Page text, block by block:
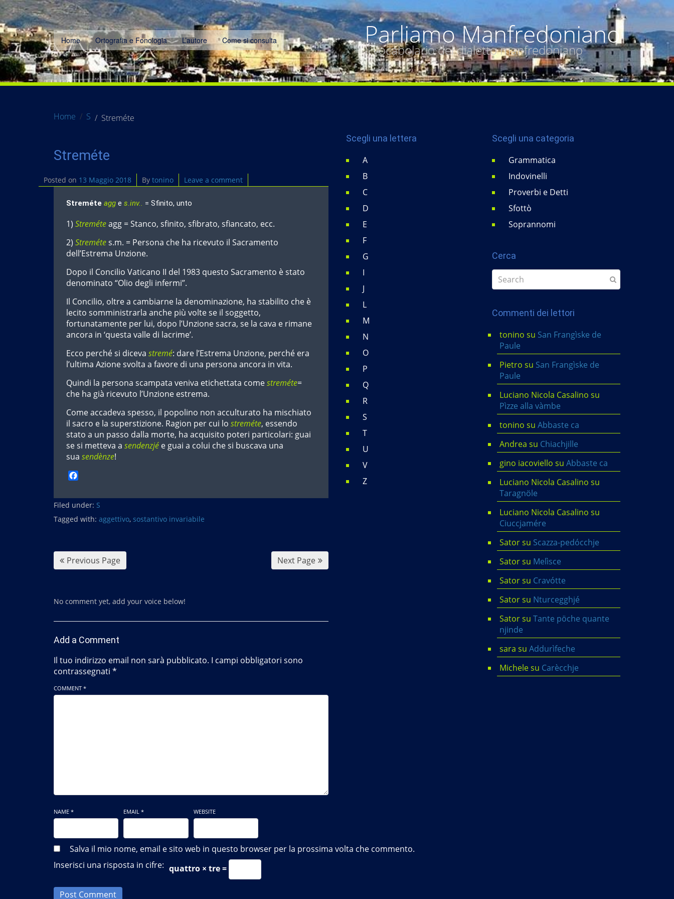
Parliamo Manfredoniano
Il vocabolario del dialetto manfredoniano
Home Ortografia e Fonologia L’autore Come si consulta
Home S Streméte
Streméte
Posted on 13 Maggio 2018 By tonino Leave a comment
Streméte agg e s.inv.. = Sfinito, unto
1) Streméteagg = Stanco, sfinito, sfibrato, sfiancato, ecc.
2) Stremétes.m. = Persona che ha ricevuto il Sacramento
dell’Estrema Unzione.
Dopo il Concilio Vaticano II del 1983 questo Sacramento è stato
denominato “Olio degli infermi”.
Il Concilio, oltre a cambiarne la denominazione, ha stabilito che è
lecito somministrarla anche più volte se il soggetto,
fortunatamente per lui, dopo l’Unzione sacra, se la cava e rimane
ancora in ‘questa valle di lacrime’.
Ecco perché si diceva stremé: dare l’Estrema Unzione, perché era
l’ultima Azione svolta a favore di una persona ancora in vita.
Quindi la persona scampata veniva etichettata comestreméte=
che ha già ricevuto l’Unzione estrema.
Come accadeva spesso, il popolino non acculturato ha mischiato
il sacro e la superstizione. Ragion per cui lo streméte, essendo
stato a un passo dalla morte, ha acquisito poteri particolari: guai
se si metteva a sendenzjé e guai a colui che si buscava una
sua sendènze!
c
e
b
Filed under: S
Tagged with: aggettivo, sostantivo invariabile
Previous Page Next Page
No comment yet, add your voice below!
Add a Comment
Il tuo indirizzo email non sarà pubblicato. I campi obbligatori sono
contrassegnati *
COMMENT *
NAME * EMAIL * WEBSITE
Salva il mio nome, email e sito web in questo browser per la prossima volta che commento.
Inserisci una risposta in cifre: quattro × tre =
Post Comment
Scegli una lettera
A
B
C
D
E
F
G
I
J
L
M
N
O
P
Q
R
S
T
U
V
Z
Scegli una categoria
Grammatica
Indovinelli
Proverbi e Detti
Sfottò
Soprannomi
Cerca
Commenti dei lettori
tonino su San Frangìske de
Paule
Pietro su San Frangìske de
Paule
Luciano Nicola Casalino su
Pìzze alla vàmbe
tonino su Abbaste ca
Andrea su Chiachjille
gino iacoviello su Abbaste ca
Luciano Nicola Casalino su
Taragnöle
Luciano Nicola Casalino su
Ciuccjamére
Satorsu Scazza-pedócchje
Satorsu Melìsce
Satorsu Cravótte
Satorsu Nturcegghjé
Satorsu Tante pöche quante
njinde
sara su Addurìfeche
Michelesu Carècchje